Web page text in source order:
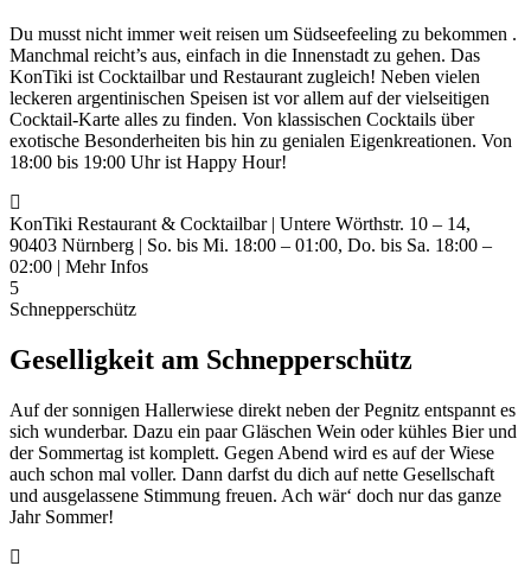
Du musst nicht immer weit reisen um Südseefeeling zu bekommen .
Manchmal reicht’s aus, einfach in die Innenstadt zu gehen. Das
KonTiki ist Cocktailbar und Restaurant zugleich! Neben vielen
leckeren argentinischen Speisen ist vor allem auf der vielseitigen
Cocktail-Karte alles zu finden. Von klassischen Cocktails über
exotische Besonderheiten bis hin zu genialen Eigenkreationen. Von
18:00 bis 19:00 Uhr ist Happy Hour!
KonTiki Restaurant & Cocktailbar | Untere Wörthstr. 10 – 14,
90403 Nürnberg | So. bis Mi. 18:00 – 01:00, Do. bis Sa. 18:00 –
02:00 | Mehr Infos
5
Schnepperschütz
Geselligkeit am Schnepperschütz
Auf der sonnigen Hallerwiese direkt neben der Pegnitz entspannt es
sich wunderbar. Dazu ein paar Gläschen Wein oder kühles Bier und
der Sommertag ist komplett. Gegen Abend wird es auf der Wiese
auch schon mal voller. Dann darfst du dich auf nette Gesellschaft
und ausgelassene Stimmung freuen. Ach wär‘ doch nur das ganze
Jahr Sommer!